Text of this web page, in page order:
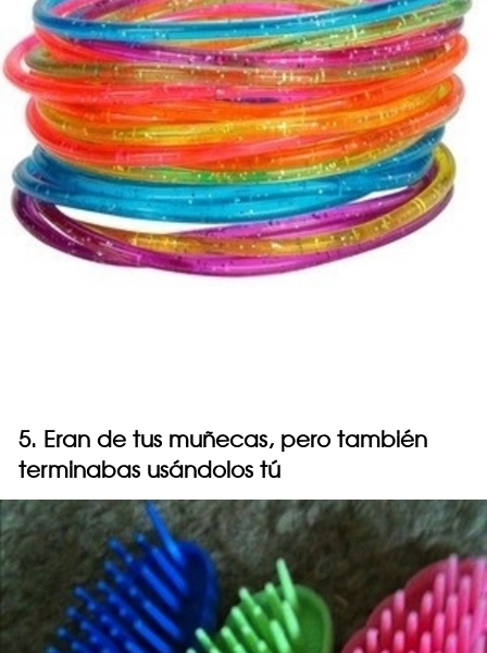
5. Eran de tus muñecas, pero también
terminabas usándolos tú